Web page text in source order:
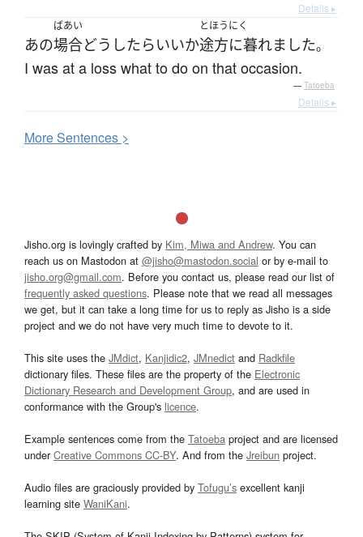
Details ▸
あの
ばあい
場合どうしたらいいか
とほうにく
途方に暮れました。
I was at a loss what to do on that occasion.
— Tatoeba
Details ▸
MoreSentences >
Jisho.org is lovingly crafted by Kim, Miwa and Andrew. You can
reach us on Mastodon at @jisho@mastodon.social or by e-mail to
jisho.org@gmail.com. Before you contact us, please read our list of
frequently asked questions. Please note that we read all messages
we get, but it can take a long time for us to reply as Jisho is a side
project and we do not have very much time to devote to it.
This site uses the JMdict, Kanjidic2, JMnedict and Radkfile
dictionary files. These files are the property of the Electronic
Dictionary Research and Development Group, and are used in
conformance with the Group's licence.
Example sentences come from the Tatoeba project and are licensed
underCreative Commons CC-BY. And from the Jreibun project.
Audio files are graciously provided by Tofugu’s excellent kanji
learning site WaniKani.